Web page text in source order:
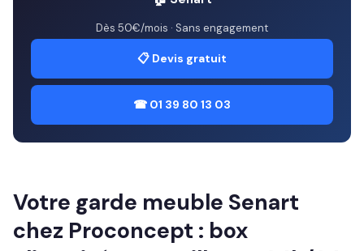
Dès 50€/mois · Sans engagement
📋 Devis gratuit
☎ 01 39 80 13 03
Votre garde meuble Senart
chez Proconcept : box